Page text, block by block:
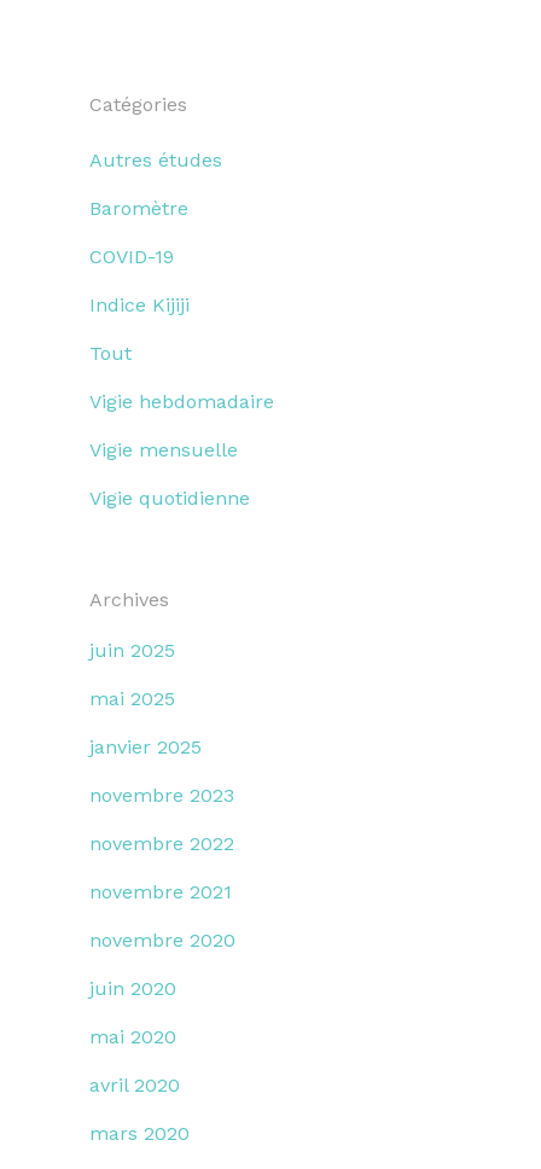
Catégories
Autres études
Baromètre
COVID-19
Indice Kijiji
Tout
Vigie hebdomadaire
Vigie mensuelle
Vigie quotidienne
Archives
juin 2025
mai 2025
janvier 2025
novembre 2023
novembre 2022
novembre 2021
novembre 2020
juin 2020
mai 2020
avril 2020
mars 2020